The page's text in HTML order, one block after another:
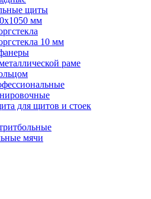
щиты
мм
10 мм
раме
для щитов и стоек
мячи